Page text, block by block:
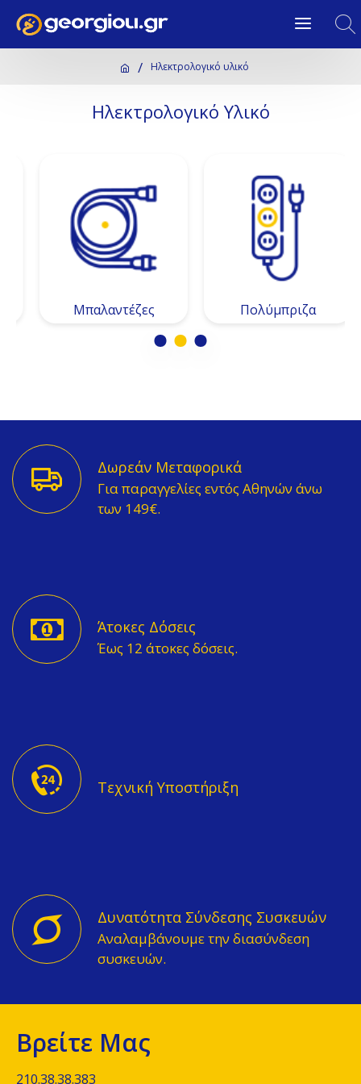
Ηλεκτρολογικό υλικό
Ηλεκτρολογικό Υλικό
Μπαλαντέζες Πολύμπριζα
Δωρεάν Μεταφορικά
Για παραγγελίες εντός Αθηνών άνω
των 149€.
Άτοκες Δόσεις
Έως 12 άτοκες δόσεις.
Τεχνική Υποστήριξη
Δυνατότητα Σύνδεσης Συσκευών
Αναλαμβάνουμε την διασύνδεση
συσκευών.
Βρείτε Μας
210.38.38.383